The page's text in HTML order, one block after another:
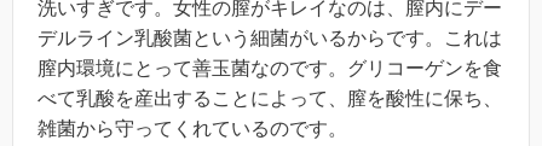
洗いすぎです。女性の膣がキレイなのは、膣内にデー
デルライン乳酸菌という細菌がいるからです。これは
膣内環境にとって善玉菌なのです。グリコーゲンを食
べて乳酸を産出することによって、膣を酸性に保ち、
雑菌から守ってくれているのです。